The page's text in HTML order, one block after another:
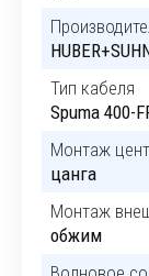
Тип кабеля
Spuma 400-
Монтаж
цанга
Монтаж
обжим